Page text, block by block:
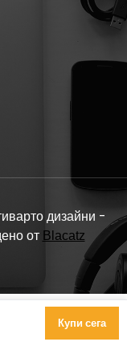
дизайни -
от Blacatz
Купи сега